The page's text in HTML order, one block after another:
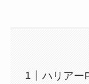
ハリアー